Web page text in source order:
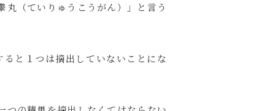
（ていりゅうこうがん）」と言う
と１つは摘出していないことにな